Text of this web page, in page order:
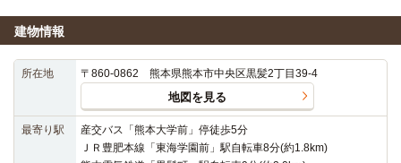
建物情報
所在地 〒860-0862 熊本県熊本市中央区黒髪2丁目39-4
地図を見る
最寄り駅
産交バス「熊本大学前」停徒歩5分
ＪＲ豊肥本線「東海学園前」駅自転車8分(約1.8km)